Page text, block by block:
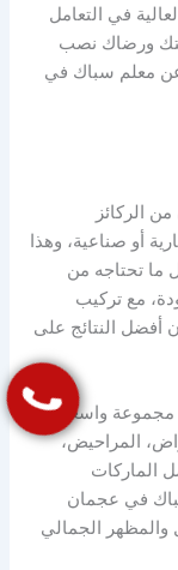
في التعامل
ورضاك نصب
عن معلم سباك في
الركائز
أو صناعية، وهذا
ما تحتاجه من
مع تركيب
النتائج على
مجموعة واسعة من
المراحيض،
الماركات
في عجمان
والمظهر الجمالي